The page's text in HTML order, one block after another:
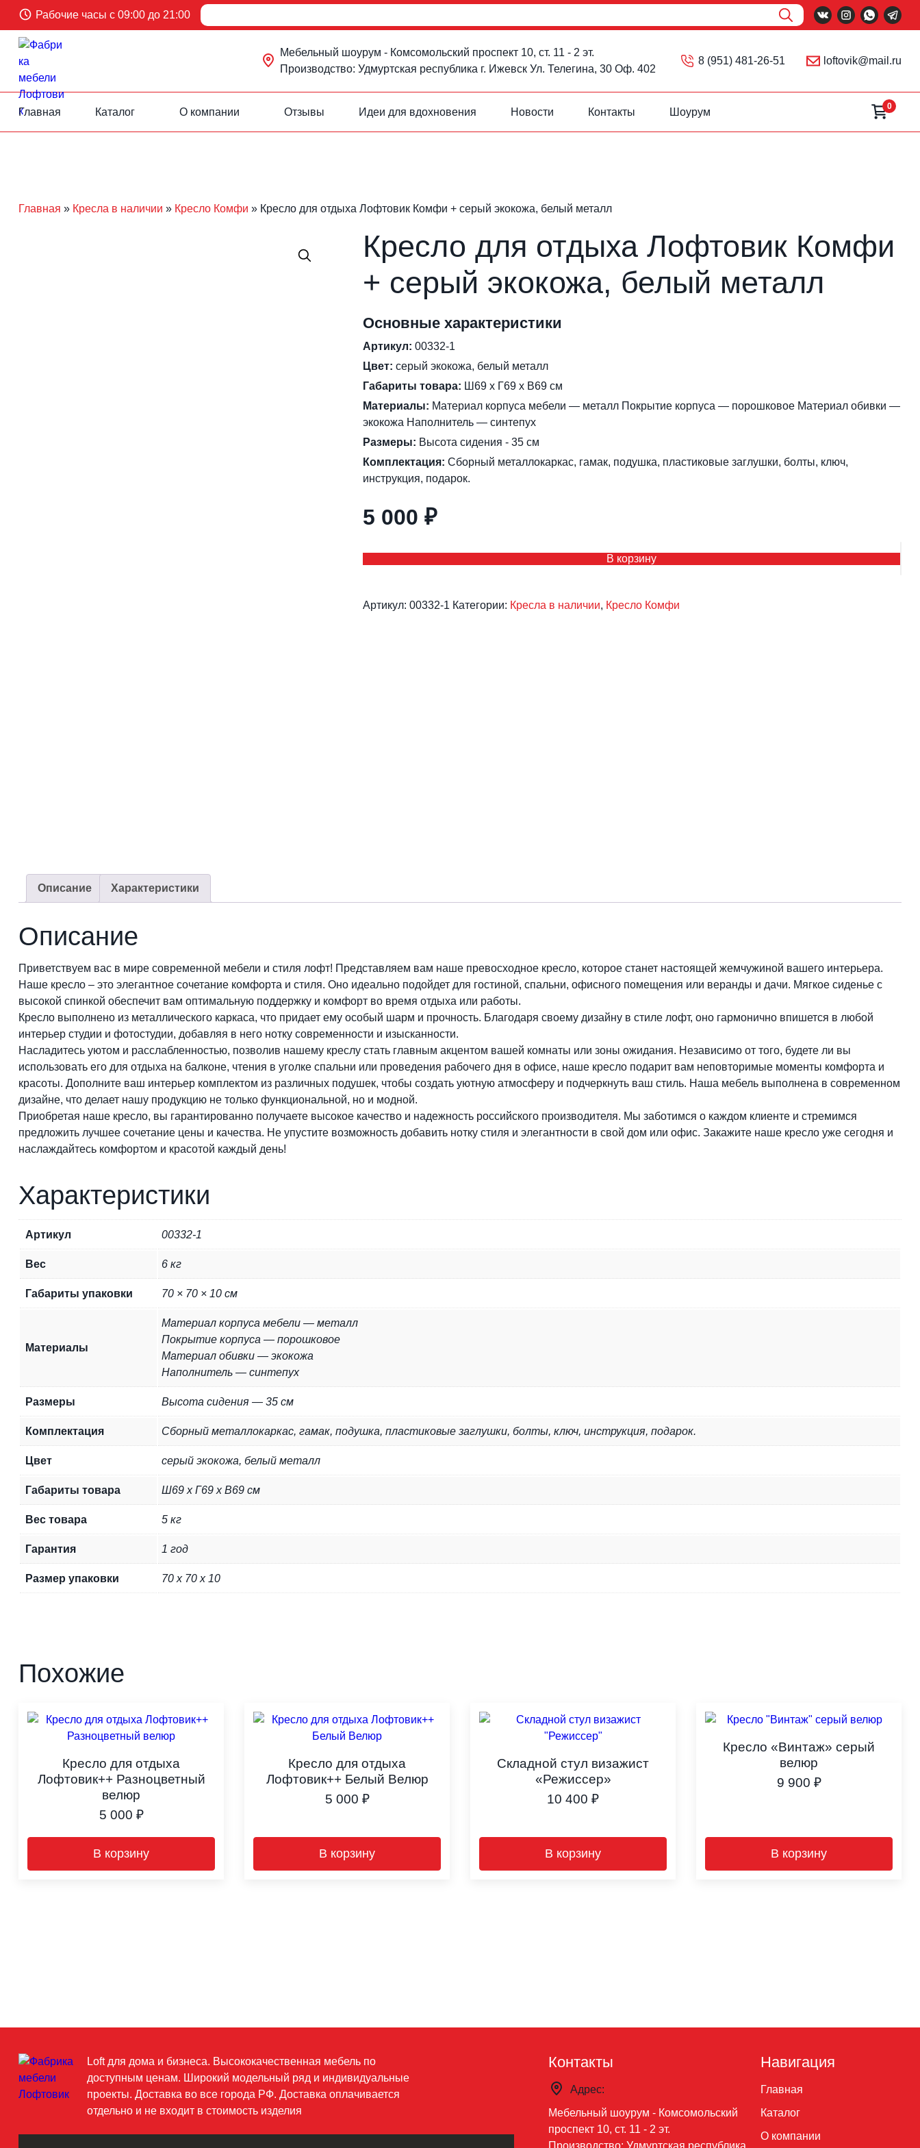
Рабочие часы с 09:00 до 21:00 Поиск
Мебельный шоурум - Комсомольский проспект 10, ст. 11 - 2 эт.
Производство: Удмуртская республика г. Ижевск Ул. Телегина, 30 Оф. 402
8 (951) 481-26-51 loftovik@mail.ru
Главная Каталог О компании Отзывы Идеи для вдохновения Новости Контакты Шоурум 0
Главная » Кресла в наличии » Кресло Комфи » Кресло для отдыха Лофтовик Комфи + серый экокожа, белый металл
Кресло для отдыха Лофтовик Комфи
+ серый экокожа, белый металл
Основные характеристики
Артикул: 00332-1
Цвет: серый экокожа, белый металл
Габариты товара: Ш69 х Г69 х В69 см
Материалы: Материал корпуса мебели — металл Покрытие корпуса — порошковое Материал обивки —
экокожа Наполнитель — синтепух
Размеры: Высота сидения - 35 см
Комплектация: Сборный металлокаркас, гамак, подушка, пластиковые заглушки, болты, ключ,
инструкция, подарок.
5 000₽
В корзину
Артикул:00332-1 Категории: Кресла в наличии, Кресло Комфи
Описание Характеристики
Описание
Приветствуем вас в мире современной мебели и стиля лофт! Представляем вам наше превосходное кресло, которое станет настоящей жемчужиной вашего интерьера.
Наше кресло – это элегантное сочетание комфорта и стиля. Оно идеально подойдет для гостиной, спальни, офисного помещения или веранды и дачи. Мягкое сиденье с
высокой спинкой обеспечит вам оптимальную поддержку и комфорт во время отдыха или работы.
Кресло выполнено из металлического каркаса, что придает ему особый шарм и прочность. Благодаря своему дизайну в стиле лофт, оно гармонично впишется в любой
интерьер студии и фотостудии, добавляя в него нотку современности и изысканности.
Насладитесь уютом и расслабленностью, позволив нашему креслу стать главным акцентом вашей комнаты или зоны ожидания. Независимо от того, будете ли вы
использовать его для отдыха на балконе, чтения в уголке спальни или проведения рабочего дня в офисе, наше кресло подарит вам неповторимые моменты комфорта и
красоты. Дополните ваш интерьер комплектом из различных подушек, чтобы создать уютную атмосферу и подчеркнуть ваш стиль. Наша мебель выполнена в современном
дизайне, что делает нашу продукцию не только функциональной, но и модной.
Приобретая наше кресло, вы гарантированно получаете высокое качество и надежность российского производителя. Мы заботимся о каждом клиенте и стремимся
предложить лучшее сочетание цены и качества. Не упустите возможность добавить нотку стиля и элегантности в свой дом или офис. Закажите наше кресло уже сегодня и
наслаждайтесь комфортом и красотой каждый день!
Характеристики
Артикул 00332-1
Вес 6 кг
Габариты упаковки 70 × 70 × 10 см
Материалы
Материал корпуса мебели — металл
Покрытие корпуса — порошковое
Материал обивки — экокожа
Наполнитель — синтепух
Размеры Высота сидения — 35 см
Комплектация Сборный металлокаркас, гамак, подушка, пластиковые заглушки, болты, ключ, инструкция, подарок.
Цвет серый экокожа, белый металл
Габариты товара Ш69 х Г69 х В69 см
Вес товара 5 кг
Гарантия 1 год
Размер упаковки 70 х 70 х 10
Похожие
Кресло для отдыха
Лофтовик++ Разноцветный
велюр
5 000 ₽
В корзину
Кресло для отдыха
Лофтовик++ Белый Велюр
5 000 ₽
В корзину
Складной стул визажист
«Режиссер»
10 400 ₽
В корзину
Кресло «Винтаж» серый
велюр
9 900 ₽
В корзину
Loft для дома и бизнеса. Высококачественная мебель по
доступным ценам. Широкий модельный ряд и индивидуальные
проекты. Доставка во все города РФ. Доставка оплачивается
отдельно и не входит в стоимость изделия
Контакты
Адрес:
Мебельный шоурум - Комсомольский
проспект 10, ст. 11 - 2 эт.
Производство: Удмуртская республика
Навигация
Главная
Каталог
О компании